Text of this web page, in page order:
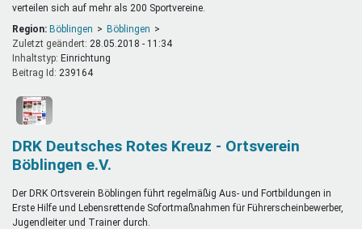
verteilen sich auf mehr als 200 Sportvereine.
Region: Böblingen
Böblingen
Zuletzt geändert: 28.05.2018 - 11:34
Inhaltstyp:
einrichtung
Beitrag Id: 239164
DRK Deutsches Rotes Kreuz - Ortsverein
Böblingen e.V.
Der DRK Ortsverein Böblingen führt regelmäßig Aus- und Fortbildungen in
Erste Hilfe und Lebensrettende Sofortmaßnahmen für Führerscheinbewerber,
Jugendleiter und Trainer durch.